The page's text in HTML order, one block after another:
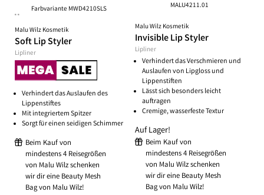
Farbvariante MWD4210SLS
**
Malu Wilz Kosmetik
Soft Lip Styler
Lipliner
Verhindert das Auslaufen des
Lippenstiftes
Mit integriertem Spitzer
Sorgt für einen seidigen Schimmer
Beim Kauf von
mindestens 4 Reisegrößen
von Malu Wilz schenken
wir dir eine Beauty Mesh
Bag von Malu Wilz!
MALU4211.01
Malu Wilz Kosmetik
Invisible Lip Styler
Lipliner
Verhindert das Verschmieren und
Auslaufen von Lipgloss und
Lippenstiften
Lässt sich besonders leicht
auftragen
Cremige, wasserfeste Textur
Auf Lager!
Beim Kauf von
mindestens 4 Reisegrößen
von Malu Wilz schenken
wir dir eine Beauty Mesh
Bag von Malu Wilz!